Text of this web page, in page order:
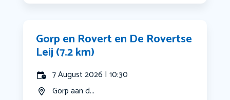
Gorp en Rovert en De Rovertse
Leij (7.2 km)
7 August 2026 | 10:30
Gorp aan d...